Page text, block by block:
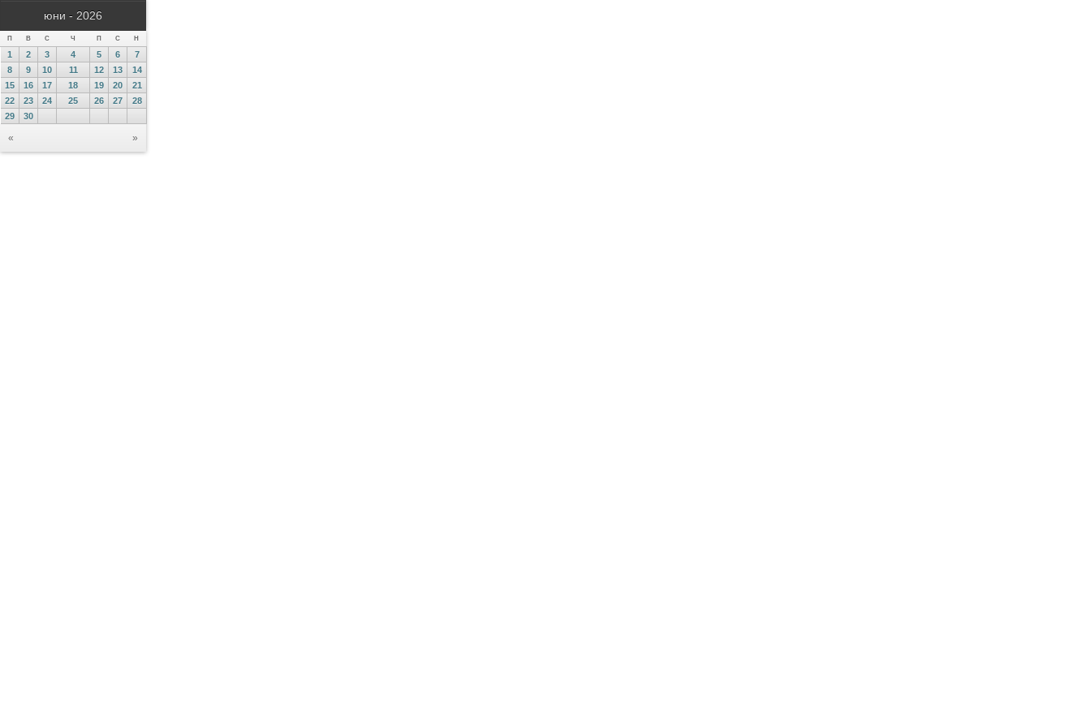
юни - 2026
П В С Ч П С Н
« »
1 2 3 4 5 6
7
8
9 10 11 12 13
14
15
16 17 18 19 20
21
22
23 24 25 26 27
28
29
30